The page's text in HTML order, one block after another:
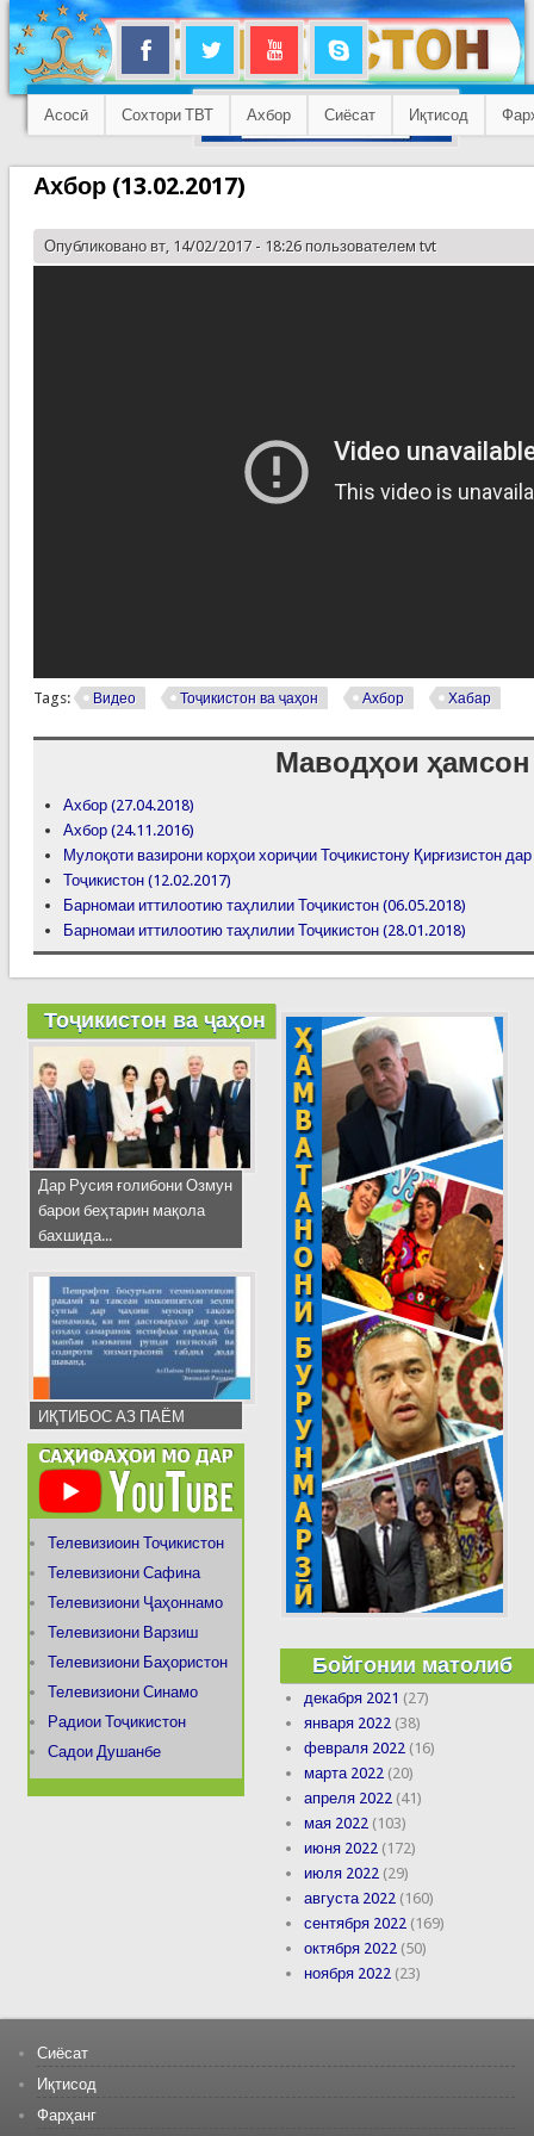
Асосӣ Сохтори ТВТ Ахбор Сиёсат Иқтисод
Ахбор (13.02.2017)
Опубликовано вт, 14/02/2017 - 18:26 пользователем tvt
Tags: Видео Тоҷикистон ва ҷаҳон Ахбор Хабар
Маводҳои ҳамсон
Ахбор (27.04.2018)
Ахбор (24.11.2016)
Мулоқоти вазирони корҳои хориҷии Тоҷикистону Қирғизистон
Тоҷикистон (12.02.2017)
Барномаи иттилоотию таҳлилии Тоҷикистон (06.05.2018)
Барномаи иттилоотию таҳлилии Тоҷикистон (28.01.2018)
Тоҷикистон ва ҷаҳон
Дар Русия ғолибони Озмун
барои беҳтарин мақола
бахшида...
ИҚТИБОС АЗ ПАЁМ
Телевизиоин Тоҷикистон
Телевизиони Сафина
Телевизиони Ҷаҳоннамо
Телевизиони Варзиш
Телевизиони Баҳористон
Телевизиони Синамо
Радиои Тоҷикистон
Садои Душанбе
Бойгонии матолиб
декабря 2021 (27)
января 2022 (38)
февраля 2022 (16)
марта 2022 (20)
апреля 2022 (41)
мая 2022 (103)
июня 2022 (172)
июля 2022 (29)
августа 2022 (160)
сентября 2022 (169)
октября 2022 (50)
ноября 2022 (23)
Сиёсат
Иқтисод
Фарҳанг